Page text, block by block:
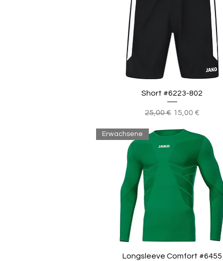
Short #6223-802
Standardpreis
25,00 € Sale-Preis
15,00 €
Erwachsene
Longsleeve Comfort #6455